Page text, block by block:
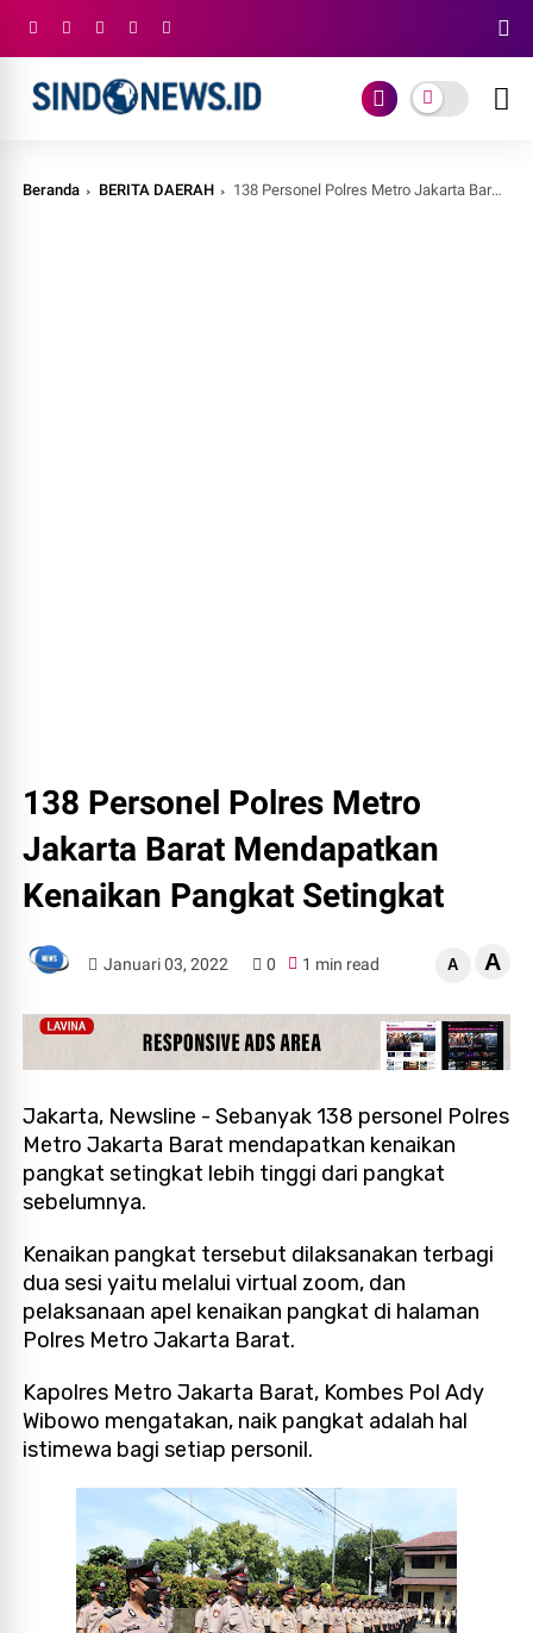
Beranda BERITA DAERAH 138 Personel Polres Metro Jakarta Barat Mendapatkan Kenaikan Pangkat Setingkat
138 Personel Polres Metro
Jakarta Barat Mendapatkan
Kenaikan Pangkat Setingkat
Januari 03, 2022 0 1 min read A A
Jakarta, Newsline - Sebanyak 138 personel Polres
Metro Jakarta Barat mendapatkan kenaikan
pangkat setingkat lebih tinggi dari pangkat
sebelumnya.
Kenaikan pangkat tersebut dilaksanakan terbagi
dua sesi yaitu melalui virtual zoom, dan
pelaksanaan apel kenaikan pangkat di halaman
Polres Metro Jakarta Barat.
Kapolres Metro Jakarta Barat, Kombes Pol Ady
Wibowo mengatakan, naik pangkat adalah hal
istimewa bagi setiap personil.